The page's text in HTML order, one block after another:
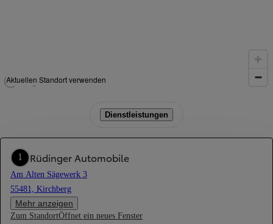
Aktuellen Standort verwenden
Dienstleistungen
1 Rüdinger Automobile
Am Alten Sägewerk 3
55481, Kirchberg
Mehr anzeigen
Zum StandortÖffnet ein neues Fenster